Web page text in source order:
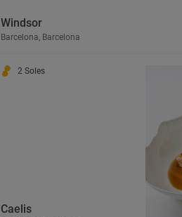
Windsor
Barcelona, Barcelona
2 Soles
Caelis